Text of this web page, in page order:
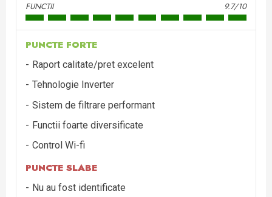
FUNCTII 9.7/10
PUNCTE FORTE
Raport calitate/pret excelent
Tehnologie Inverter
Sistem de filtrare performant
Functii foarte diversificate
Control Wi-fi
PUNCTE SLABE
Nu au fost identificate